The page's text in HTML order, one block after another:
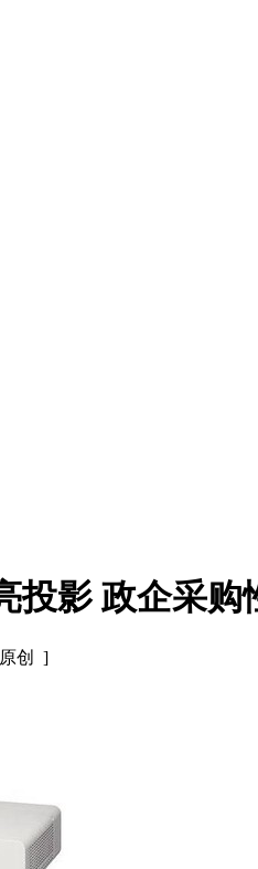
投影 政企采购
创 ]